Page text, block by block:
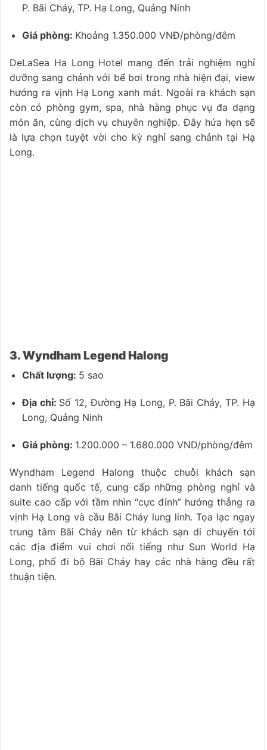
P. Bãi Cháy, TP. Hạ Long, Quảng Ninh
Giá phòng: Khoảng 1.350.000 VNĐ/phòng/đêm
DeLaSea Ha Long Hotel mang đến trải nghiệm nghỉ
dưỡng sang chảnh với bể bơi trong nhà hiện đại, view
hướng ra vịnh Hạ Long xanh mát. Ngoài ra khách sạn
còn có phòng gym, spa, nhà hàng phục vụ đa dạng
món ăn, cùng dịch vụ chuyên nghiệp. Đây hứa hẹn sẽ
là lựa chọn tuyệt vời cho kỳ nghỉ sang chảnh tại Hạ
Long.
3. Wyndham Legend Halong
Chất lượng: 5 sao
Địa chỉ: Số 12, Đường Hạ Long, P. Bãi Cháy, TP. Hạ
Long, Quảng Ninh
Giá phòng: 1.200.000 – 1.680.000 VND/phòng/đêm
Wyndham Legend Halong thuộc chuỗi khách sạn
danh tiếng quốc tế, cung cấp những phòng nghỉ và
suite cao cấp với tầm nhìn “cực đỉnh” hướng thẳng ra
vịnh Hạ Long và cầu Bãi Cháy lung linh. Tọa lạc ngay
trung tâm Bãi Cháy nên từ khách sạn di chuyển tới
các địa điểm vui chơi nổi tiếng như Sun World Hạ
Long, phố đi bộ Bãi Cháy hay các nhà hàng đều rất
thuận tiện.